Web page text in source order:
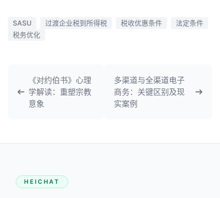
SASU 过渡企业税到所得税 税收优惠条件
法定条件
税务优化
《对约伯书》心理
学解读：重塑宗教
意象
多渠道与全渠道电子
商务：关键区别及现
实案例
HEICHAT